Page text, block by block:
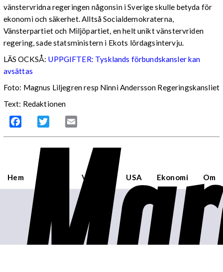
vänstervridna regeringen någonsin i Sverige skulle betyda för
ekonomi och säkerhet. Alltså Socialdemokraterna,
Vänsterpartiet och Miljöpartiet, en helt unikt vänstervriden
regering, sade statsministern i Ekots lördagsintervju.
LÄS OCKSÅ: UPPGIFTER: Tysklands förbundskansler kan
avsättas
Foto: Magnus Liljegren resp Ninni Andersson Regeringskansliet
Text: Redaktionen
Facebook Twitter
Hem Världen USA Ekonomi Om